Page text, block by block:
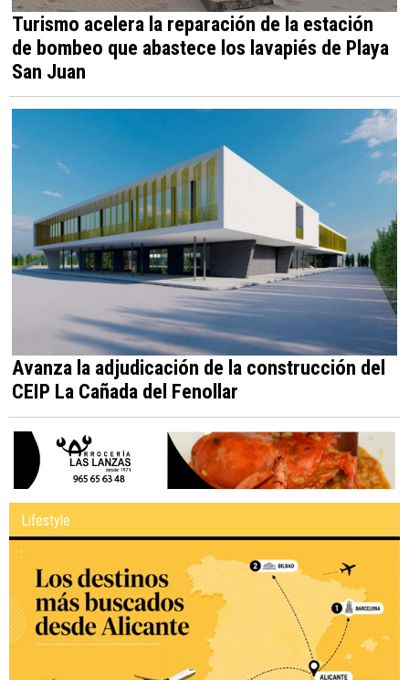
Turismo acelera la reparación de la estación
de bombeo que abastece los lavapiés de Playa
San Juan
Avanza la adjudicación de la construcción del
CEIP La Cañada del Fenollar
Lifestyle